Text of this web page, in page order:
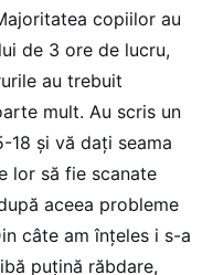
copiilor au
de 3 ore de lucru,
au trebuit
mult. Au scris un
18 și vă dați seama
lor să fie scanate
aceea probleme
câte am înțeles i s-a
puțină răbdare,